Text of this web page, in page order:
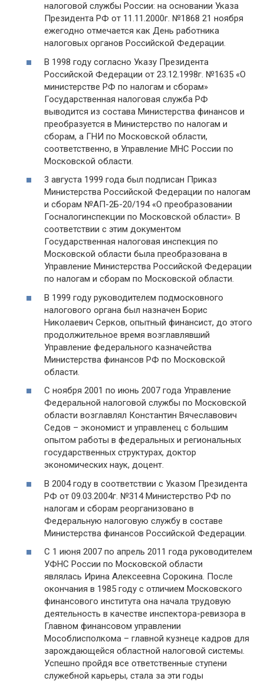
налоговой службы России: на основании Указа
Президента РФ от 11.11.2000г. №1868 21 ноября
ежегодно отмечается как День работника
налоговых органов Российской Федерации.
В 1998 году согласно Указу Президента
Российской Федерации от 23.12.1998г. №1635 «О
министерстве РФ по налогам и сборам»
Государственная налоговая служба РФ
выводится из состава Министерства финансов и
преобразуется в Министерство по налогам и
сборам, а ГНИ по Московской области,
соответственно, в Управление МНС России по
Московской области.
3 августа 1999 года был подписан Приказ
Министерства Российской Федерации по налогам
и сборам №АП-2Б-20/194 «О преобразовании
Госналогинспекции по Московской области». В
соответствии с этим документом
Государственная налоговая инспекция по
Московской области была преобразована в
Управление Министерства Российской Федерации
по налогам и сборам по Московской области.
В 1999 году руководителем подмосковного
налогового органа был назначен Борис
Николаевич Серков, опытный финансист, до этого
продолжительное время возглавлявший
Управление федерального казначейства
Министерства финансов РФ по Московской
области.
С ноября 2001 по июнь 2007 года Управление
Федеральной налоговой службы по Московской
области возглавлял Константин Вячеславович
Седов – экономист и управленец с большим
опытом работы в федеральных и региональных
государственных структурах, доктор
экономических наук, доцент.
В 2004 году в соответствии с Указом Президента
РФ от 09.03.2004г. №314 Министерство РФ по
налогам и сборам реорганизовано в
Федеральную налоговую службу в составе
Министерства финансов Российской Федерации.
С 1 июня 2007 по апрель 2011 года руководителем
УФНС России по Московской области
являлась Ирина Алексеевна Сорокина. После
окончания в 1985 году с отличием Московского
финансового института она начала трудовую
деятельность в качестве инспектора-ревизора в
Главном финансовом управлении
Мособлисполкома – главной кузнеце кадров для
зарождающейся областной налоговой системы.
Успешно пройдя все ответственные ступени
служебной карьеры, стала за эти годы